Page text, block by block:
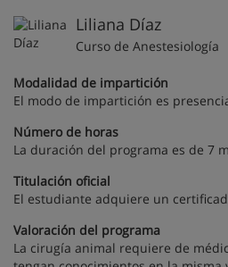
Liliana Díaz
Curso de Anestesiología
Modalidad de impartición
El modo de impartición es
Número de horas
La duración del programa es de 7
Titulación oficial
El estudiante adquiere un
Valoración del programa
La cirugía animal requiere de